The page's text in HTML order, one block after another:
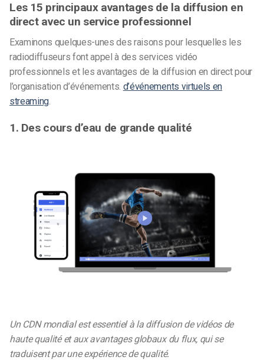
Les 15 principaux avantages de la diffusion en
direct avec un service professionnel
Examinons quelques-unes des raisons pour lesquelles les
radiodiffuseurs font appel à des services vidéo
professionnels et les avantages de la diffusion en direct pour
l’organisation d’événements. d’événements virtuels en
streaming.
1. Des cours d’eau de grande qualité
Un CDN mondial est essentiel à la diffusion de vidéos de
haute qualité et aux avantages globaux du flux, qui se
traduisent par une expérience de qualité.